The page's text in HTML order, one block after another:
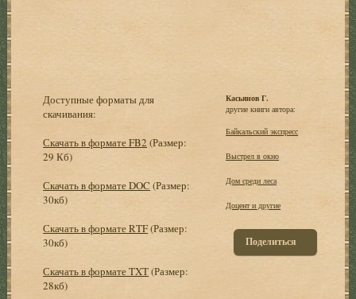
Доступные форматы для
скачивания:
Скачать в формате FB2 (Размер:
29 Кб)
Скачать в формате DOC (Размер:
30кб)
Скачать в формате RTF(Размер:
30кб)
Скачать в формате TXT(Размер:
28кб)
Касьянов Г.
другие книги автора:
Байкальский экспресс
Выстрел в окно
Дом среди леса
Доцент и другие
Поделиться